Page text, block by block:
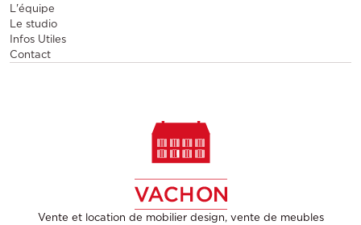
L'équipe
Le studio
Infos Utiles
Contact
Vente et location de mobilier design, vente de meubles